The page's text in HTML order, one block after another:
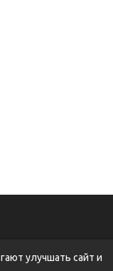
улучшать сайт и